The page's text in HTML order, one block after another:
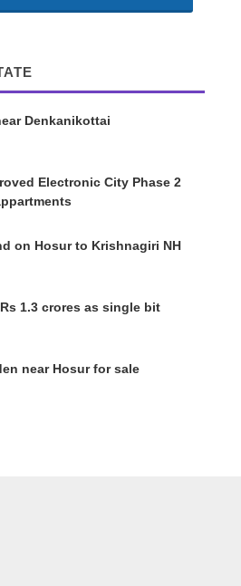
Denkanikottai
Electronic City Phase 2
on Hosur to Krishnagiri NH
1.3 crores as single bit
near Hosur for sale